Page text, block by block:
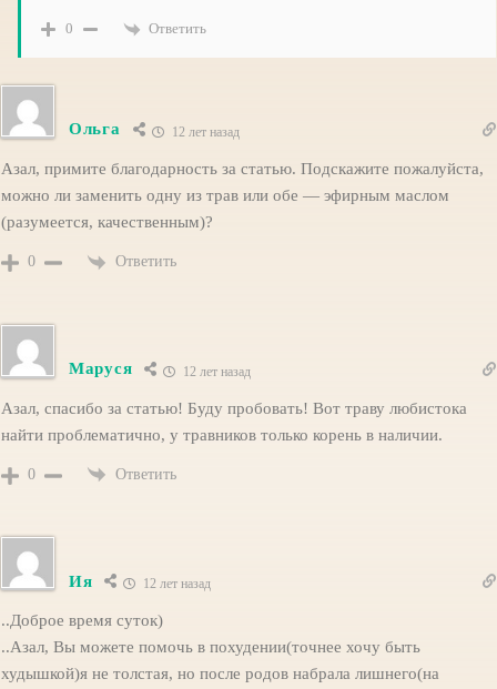
0 Ответить
Ольга 12 лет назад
Азал, примите благодарность за статью. Подскажите пожалуйста,
можно ли заменить одну из трав или обе — эфирным маслом
(разумеется, качественным)?
0 Ответить
Маруся 12 лет назад
Азал, спасибо за статью! Буду пробовать! Вот траву любистока
найти проблематично, у травников только корень в наличии.
0 Ответить
Ия 12 лет назад
..Доброе время суток)
..Азал, Вы можете помочь в похудении(точнее хочу быть
худышкой)я не толстая, но после родов набрала лишнего(на